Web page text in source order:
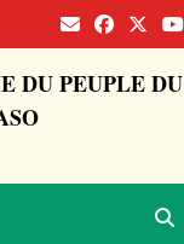
DU PEUPLE DU